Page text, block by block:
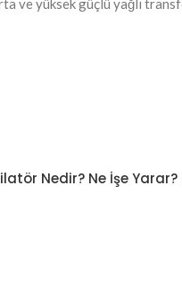
ve yüksek güçlü yağlı
Nedir? Ne İşe